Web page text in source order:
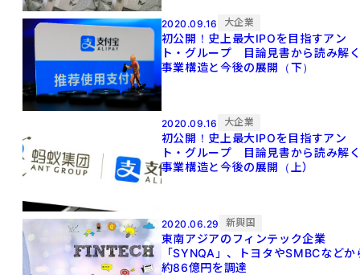
2020.09.16 大企業
初公開！史上最大IPOを目指すアン
ト・グループ 目論見書から読み解
事業構造と今後の展開（下）
2020.09.16 大企業
初公開！史上最大IPOを目指すアン
ト・グループ 目論見書から読み解
事業構造と今後の展開（上）
2020.06.29 新興国
東南アジアのフィンテック企業
「SYNQA」、トヨタやSMBCなどか
約86億円を調達